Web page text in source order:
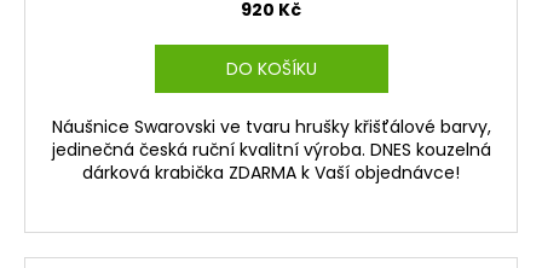
920 Kč
DO KOŠÍKU
Náušnice Swarovski ve tvaru hrušky křišťálové barvy,
jedinečná česká ruční kvalitní výroba. DNES kouzelná
dárková krabička ZDARMA k Vaší objednávce!